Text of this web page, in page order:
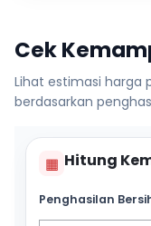
Cek
Lihat estimasi harga
berdasarkan
▦ Hitung
Penghasilan